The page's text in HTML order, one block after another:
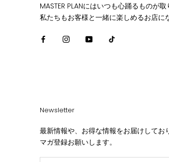
MASTER PLANにはいつも心踊るものが
私たちもお客様と一緒に楽しめるお店に
Newsletter
最新情報や、お得な情報をお届けしてお
マガ登録お願いします。